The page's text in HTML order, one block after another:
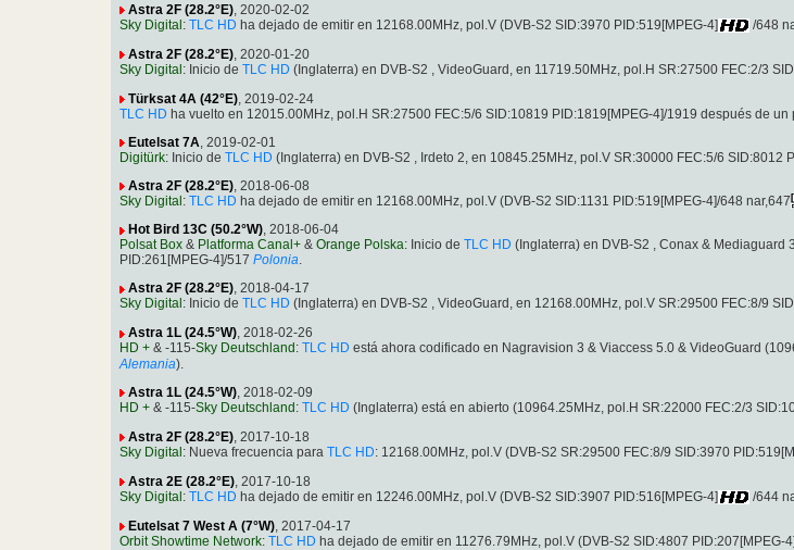
Astra 2F (28.2°E), 2020-02-02
Sky Digital : TLC HD ha dejado de emitir en 12168.00MHz, pol.V (DVB-S2 SID:3970 PID:519[MPEG-4] /648
Astra 2F (28.2°E) , 2020-01-20
Sky Digital: Inicio de TLC HD (Inglaterra) en DVB-S2 , VideoGuard, en 11719.50MHz, pol.H SR:27500 FEC:2/3
Türksat 4A (42°E) , 2019-02-24
TLC HD ha vuelto en 12015.00MHz, pol.H SR:27500 FEC:5/6 SID:10819 PID:1819[MPEG-4]/1919 después de
Eutelsat 7A , 2019-02-01
Digitürk: Inicio de TLC HD (Inglaterra) en DVB-S2 , Irdeto 2, en 10845.25MHz, pol.V SR:30000 FEC:5/6 SID:8012
Astra 2F (28.2°E) , 2018-06-08
Sky Digital: TLC HD ha dejado de emitir en 12168.00MHz, pol.V (DVB-S2 SID:1131 PID:519[MPEG-4]/648 nar,647
Hot Bird 13C (50.2°W), 2018-06-04
Polsat Box & Platforma Canal+ & Orange Polska: Inicio de TLC HD (Inglaterra) en DVB-S2 , Conax & Mediaguard
PID:261[MPEG-4]/517 Polonia.
Astra 2F (28.2°E), 2018-04-17
Sky Digital : Inicio de TLC HD (Inglaterra) en DVB-S2 , VideoGuard, en 12168.00MHz, pol.V SR:29500 FEC:8/9
Astra 1L (24.5°W), 2018-02-26
HD + & -115-Sky Deutschland : TLC HD está ahora codificado en Nagravision 3 & Viaccess 5.0 & VideoGuard
Alemania).
Astra 1L (24.5°W), 2018-02-09
HD + & -115-Sky Deutschland : TLC HD (Inglaterra) está en abierto (10964.25MHz, pol.H SR:22000 FEC:2/3
Astra 2F (28.2°E), 2017-10-18
Sky Digital : Nueva frecuencia para TLC HD: 12168.00MHz, pol.V (DVB-S2 SR:29500 FEC:8/9 SID:3970
Astra 2E (28.2°E) , 2017-10-18
Sky Digital: TLC HD ha dejado de emitir en 12246.00MHz, pol.V (DVB-S2 SID:3907 PID:516[MPEG-4] /644
Eutelsat 7 West A (7°W) , 2017-04-17
Orbit Showtime Network: TLC HD ha dejado de emitir en 11276.79MHz, pol.V (DVB-S2 SID:4807 PID:207[MPEG-